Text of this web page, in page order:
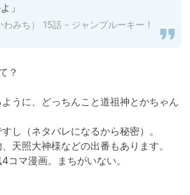
」
わみち） 15話 - ジャンプルーキー！
？
うに、どっちんこと道祖神とかちゃん
し（ネタバレになるから秘密）。
天照大神様などの出番もあります。
コマ漫画。まちがいない。